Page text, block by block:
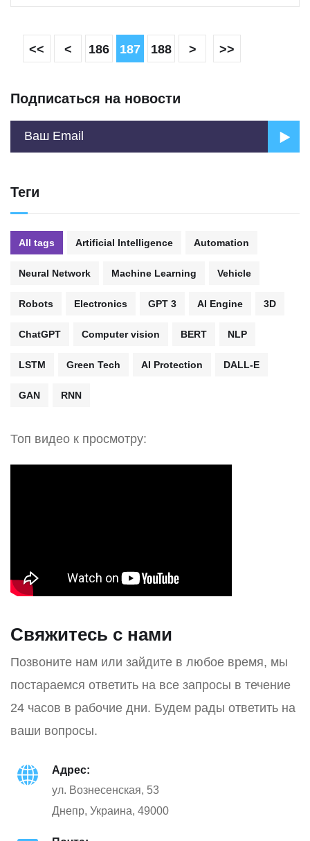
<< < 186 187 188 > >>
Подписаться на новости
Теги
All tags Artificial Intelligence Automation
Neural Network Machine Learning Vehicle
Robots Electronics GPT 3 AI Engine 3D
ChatGPT Computer vision BERT NLP
LSTM Green Tech AI Protection DALL-E
GAN RNN
Топ видео к просмотру:
Свяжитесь с нами
Позвоните нам или зайдите в любое время, мы
постараемся ответить на все запросы в течение
24 часов в рабочие дни. Будем рады ответить на
ваши вопросы.
Адрес:
ул. Вознесенская, 53
Днепр, Украина, 49000